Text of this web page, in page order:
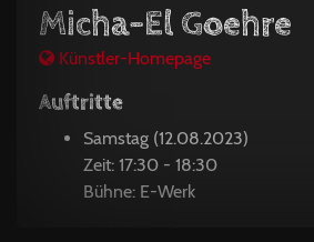
Micha-El Goehre
Künstler-Homepage
Auftritte
Samstag (12.08.2023)
Zeit: 17:30 - 18:30
Bühne: E-Werk